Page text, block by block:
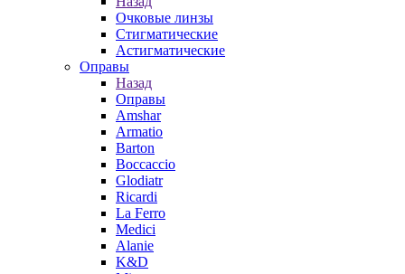
Очковые линзы
Стигматические
Астигматические
Оправы
Назад
Оправы
Amshar
Armatio
Barton
Boccaccio
Glodiatr
Ricardi
La Ferro
Medici
Alanie
K&D